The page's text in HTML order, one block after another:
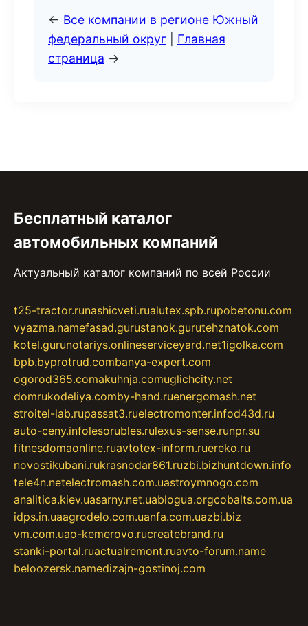
← Все компании в регионе Южный
федеральный округ
Главная
страница →
Бесплатный каталог
автомобильных компаний
Актуальный каталог компаний по всей России
t25-tractor.runashicveti.rualutex.spb.rupobetonu.com
vyazma.namefasad.gurustanok.gurutehznatok.com
kotel.gurunotariys.onlineserviceyard.net1igolka.com
bpb.byprotrud.combanya-expert.com
ogorod365.comakuhnja.comuglichcity.net
domrukodeliya.comby-hand.ruenergomash.net
stroitel-lab.rupassat3.ruelectromonter.infod43d.ru
auto-ceny.infolesorubles.rulexus-sense.runpr.su
fitnesdomaonline.ruavtotex-inform.ruereko.ru
novostikubani.rukrasnodar861.ruzbi.bizhuntdown.info
tele4n.netelectromash.com.uastroymnogo.com
analitica.kiev.uasarny.net.uablogua.orgcobalts.com.ua
idps.in.uaagrodelo.com.uanfa.com.uazbi.biz
vm.com.uao-kemerovo.rucreatebrand.ru
stanki-portal.ruactualremont.ruavto-forum.name
beloozersk.namedizajn-gostinoj.com